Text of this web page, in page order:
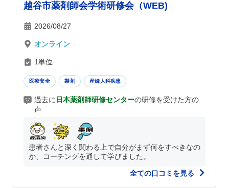
越谷市薬剤師会学術研修会（WEB)
2026/08/27
オンライン
1単位
医療安全 製剤 産婦人科疾患
過去に 日本薬剤師研修センターの研修を受けた方の
声
患者さんと深く関わる上で自分がまず何をすべきなの
か、コーチングを通して学びました。
全ての口コミを見る